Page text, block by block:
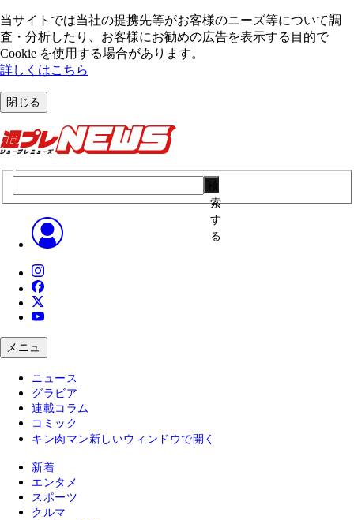
当サイトでは当社の提携先等がお客様のニーズ等について調
査・分析したり、お客様にお勧めの広告を表⽰する⽬的で
Cookie を使⽤する場合があります。
詳しくはこちら
閉じる
索
す
る
メニュ
ニュース
グラビア
連載コラム
コミック
キン肉マン 新しいウィンドウで開く
新着
エンタメ
スポーツ
クルマ